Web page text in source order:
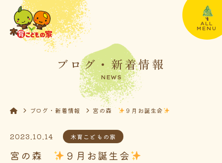
ALL
MENU
ブログ・新着情報
NEWS
ブログ・新着情報 宮の森 ９月お誕生会
2023.10.14 木育こどもの家
宮の森 ９月お誕生会